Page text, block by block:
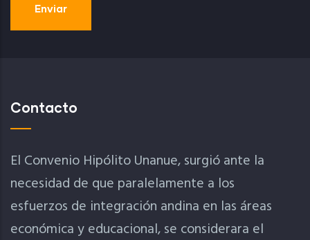
Contacto
El Convenio Hipólito Unanue, surgió ante la
necesidad de que paralelamente a los
esfuerzos de integración andina en las áreas
económica y educacional, se considerara el